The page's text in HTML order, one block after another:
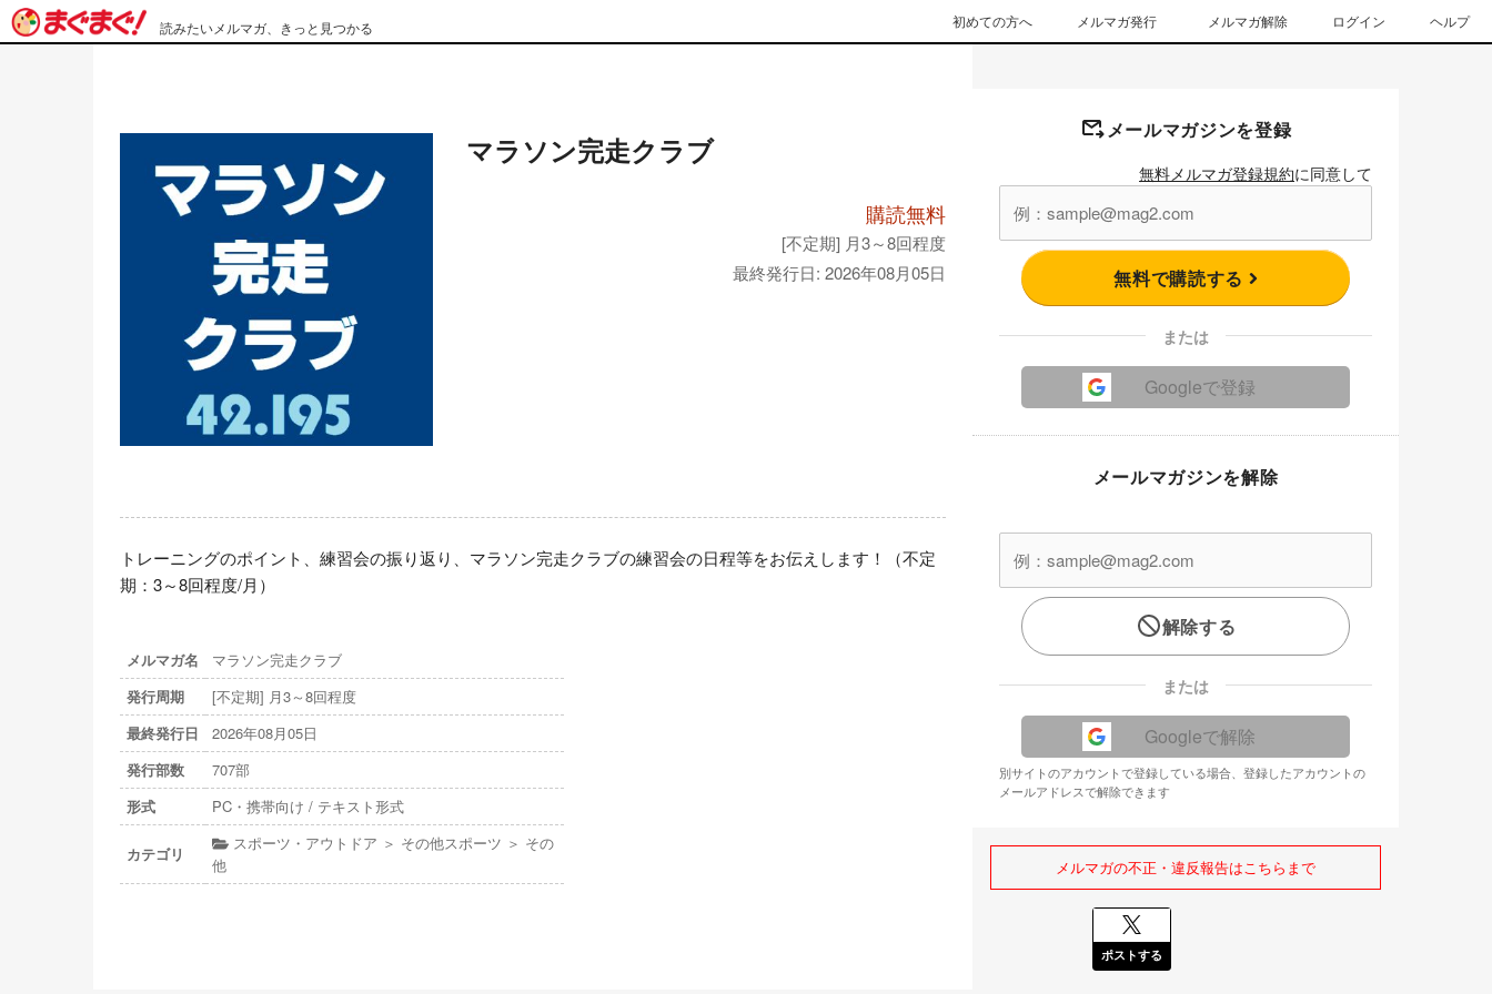
読みたいメルマガ、きっと見つかる 初めての方へ メルマガ発行 メルマガ解除 ログイン ヘルプ
マラソン完走クラブ
購読無料
[不定期] 月3～8回程度
最終発行日: 2026年08月05日
トレーニングのポイント、練習会の振り返り、マラソン完走クラブの練習会の日程等をお伝えします！（不定
期：3～8回程度/月）
メルマガ名
マラソン完走クラブ
発行周期
[不定期] 月3～8回程度
最終発行日
2026年08月05日
発行部数
707部
形式
PC・携帯向け / テキスト形式
カテゴリ
スポーツ・アウトドア ＞ その他スポーツ ＞ その
他
メールマガジンを登録
無料メルマガ登録規約に同意して
無料で購読する
または
Googleで登録
メールマガジンを解除
解除する
または
Googleで解除
別サイトのアカウントで登録している場合、登録したアカウントの
メールアドレスで解除できます
メルマガの不正・違反報告はこちらまで
ポストする